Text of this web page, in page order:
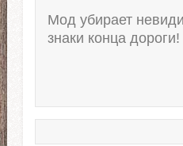
Мод убирает
знаки конца дороги!